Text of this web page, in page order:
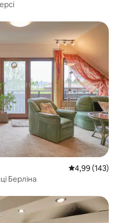
Середня
4,99 (143)
Берліна